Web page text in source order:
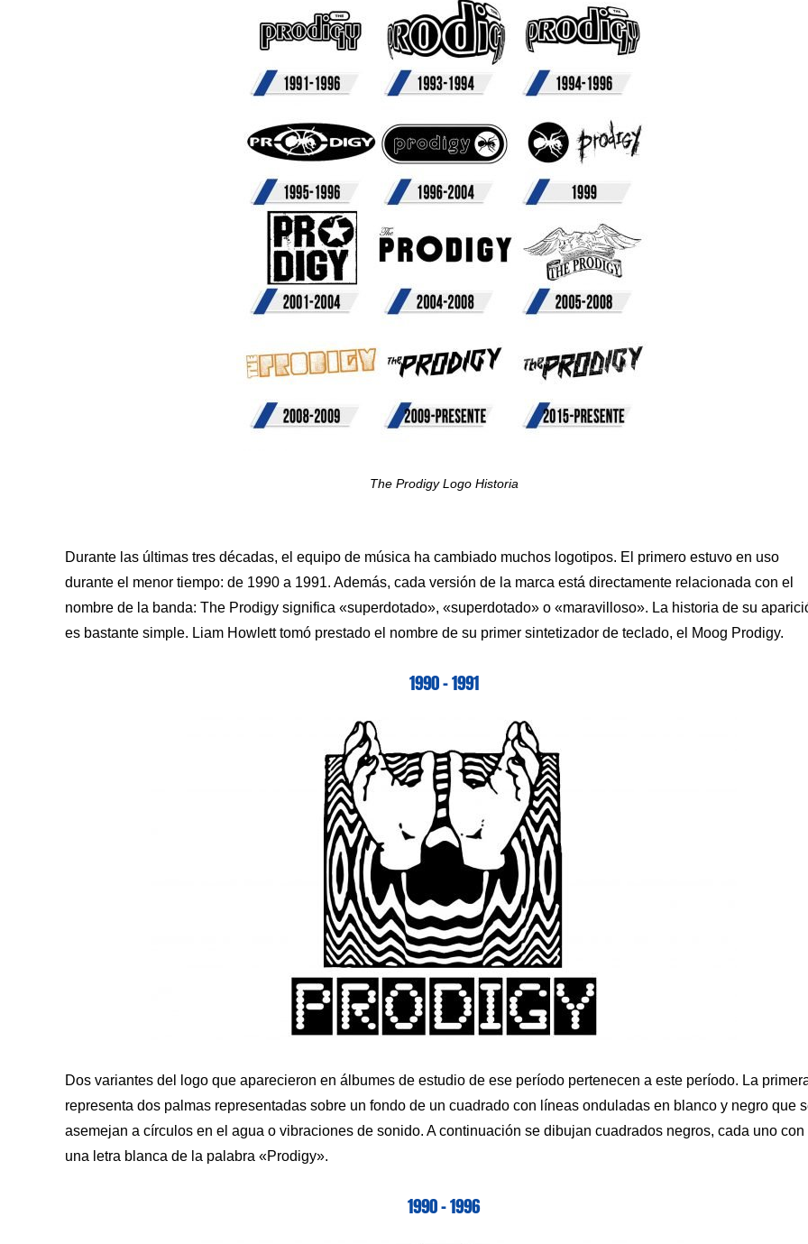
The Prodigy Logo Historia
Durante las últimas tres décadas, el equipo de música ha cambiado muchos logotipos. El primero estuvo en uso
durante el menor tiempo: de 1990 a 1991. Además, cada versión de la marca está directamente relacionada con el
nombre de la banda: The Prodigy significa «superdotado», «superdotado» o «maravilloso». La historia de su
es bastante simple. Liam Howlett tomó prestado el nombre de su primer sintetizador de teclado, el Moog Prodigy.
1990 – 1991
Dos variantes del logo que aparecieron en álbumes de estudio de ese período pertenecen a este período. La
representa dos palmas representadas sobre un fondo de un cuadrado con líneas onduladas en blanco y negro que
asemejan a círculos en el agua o vibraciones de sonido. A continuación se dibujan cuadrados negros, cada uno con
una letra blanca de la palabra «Prodigy».
1990 – 1996